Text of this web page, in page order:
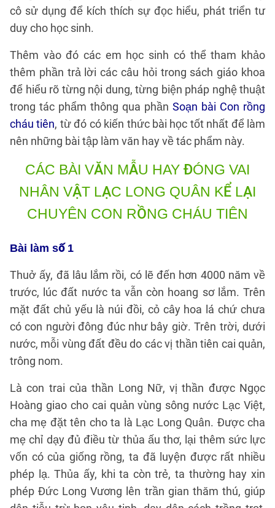
cô sử dụng để kích thích sự đọc hiểu, phát triển tư
duy cho học sinh.
Thêm vào đó các em học sinh có thể tham khảo
thêm phần trả lời các câu hỏi trong sách giáo khoa
để hiểu rõ từng nội dung, từng biện pháp nghệ thuật
trong tác phẩm thông qua phần Soạn bài Con rồng
cháu tiên, từ đó có kiến thức bài học tốt nhất để làm
nên những bài tập làm văn hay về tác phẩm này.
CÁC BÀI VĂN MẪU HAYĐÓNG VAI
NHÂN VẬT LẠC LONG QUÂN KỂ LẠI
CHUYÊN CON RỒNG CHÁU TIÊN
Bài làm số 1
Thuở ấy, đã lâu lắm rồi, có lẽ đến hơn 4000 năm về
trước, lúc đất nước ta vẫn còn hoang sơ lắm. Trên
mặt đất chủ yếu là núi đồi, cỏ cây hoa lá chứ chưa
có con người đông đúc như bây giờ. Trên trời, dưới
nước, mỗi vùng đất đều do các vị thần tiên cai quản,
trông nom.
Là con trai của thần Long Nữ, vị thần được Ngọc
Hoàng giao cho cai quản vùng sông nước Lạc Việt,
cha mẹ đặt tên cho ta là Lạc Long Quân. Được cha
mẹ chỉ dạy đủ điều từ thủa ấu thơ, lại thêm sức lực
vốn có của giống rồng, ta đã luyện được rất nhiều
phép lạ. Thủa ấy, khi ta còn trẻ, ta thường hay xin
phép Đức Long Vương lên trần gian thăm thú, giúp